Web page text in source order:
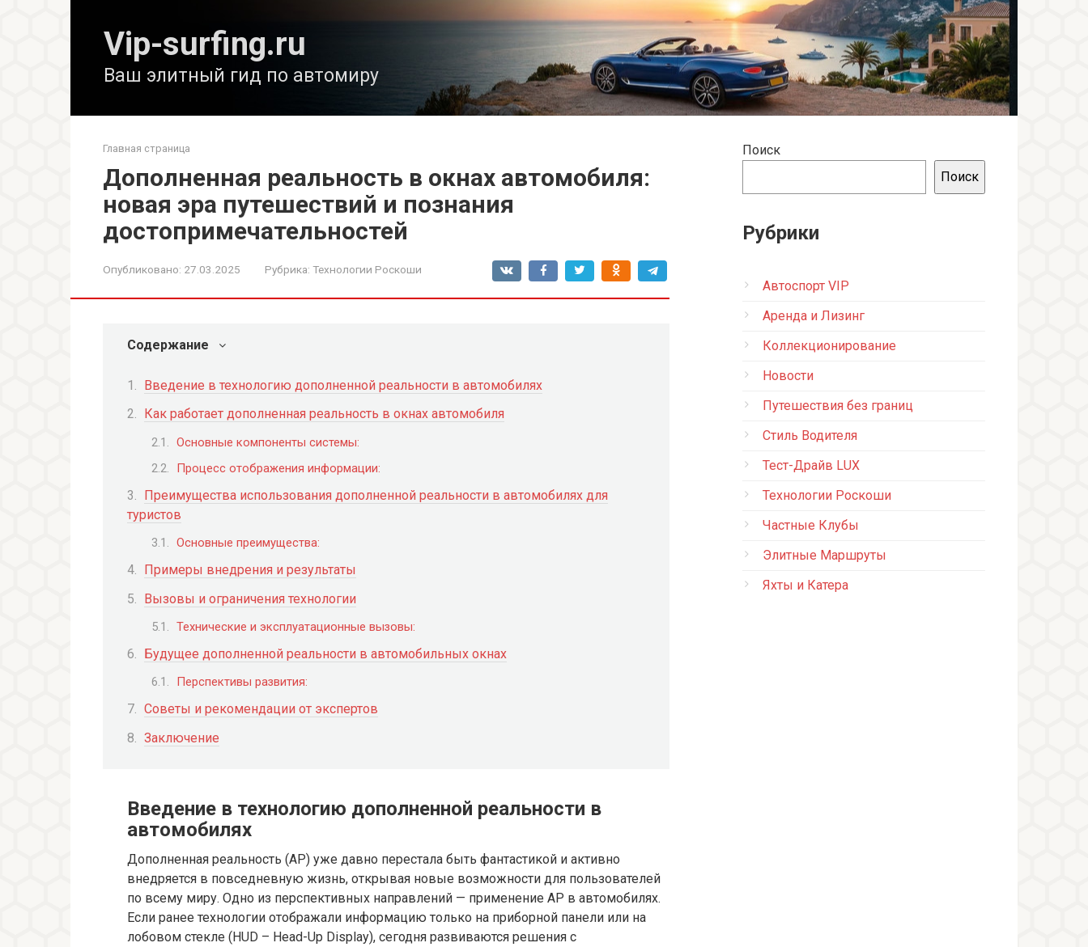
Vip-surfing.ru
Ваш элитный гид по автомиру
Главная страница
Дополненная реальность в окнах автомобиля:
новая эра путешествий и познания
достопримечательностей
Опубликовано: 27.03.2025 Рубрика: Технологии Роскоши
Содержание
Введение в технологию дополненной реальности в автомобилях
Как работает дополненная реальность в окнах автомобиля
Основные компоненты системы:
Процесс отображения информации:
Преимущества использования дополненной реальности в автомобилях для
туристов
Основные преимущества:
Примеры внедрения и результаты
Вызовы и ограничения технологии
Технические и эксплуатационные вызовы:
Будущее дополненной реальности в автомобильных окнах
Перспективы развития:
Советы и рекомендации от экспертов
Заключение
Введение в технологию дополненной реальности в
автомобилях
Дополненная реальность (АР) уже давно перестала быть фантастикой и активно
внедряется в повседневную жизнь, открывая новые возможности для пользователей
по всему миру. Одно из перспективных направлений — применение АР в автомобилях.
Если ранее технологии отображали информацию только на приборной панели или на
лобовом стекле (HUD – Head-Up Display), сегодня развиваются решения с
Поиск
Поиск
Рубрики
Автоспорт VIP
Аренда и Лизинг
Коллекционирование
Новости
Путешествия без границ
Стиль Водителя
Тест-Драйв LUX
Технологии Роскоши
Частные Клубы
Элитные Маршруты
Яхты и Катера